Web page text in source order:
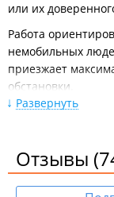
или их
Работа
немобильных
приезжает
обстановки.
Экипаж вежлив,
Для
Развернуть
Отзывы